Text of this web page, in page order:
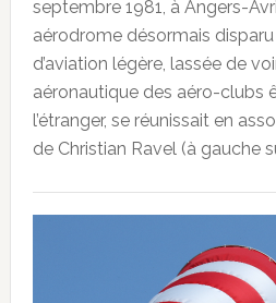
septembre 1981, à Angers-
aérodrome désormais
d’aviation légère, lassée de
aéronautique des aéro-clubs
l’étranger, se réunissait en
de Christian Ravel (à gauche